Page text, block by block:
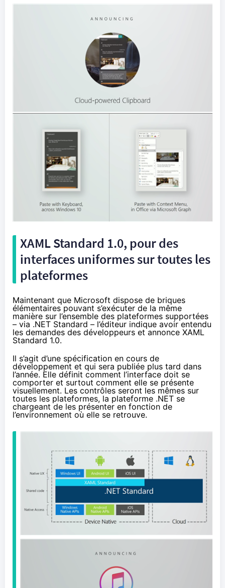
XAML Standard 1.0, pour des
interfaces uniformes sur toutes les
plateformes
Maintenant que Microsoft dispose de briques
élémentaires pouvant s’exécuter de la même
manière sur l’ensemble des plateformes supportées
– via .NET Standard – l’éditeur indique avoir entendu
les demandes des développeurs et annonce XAML
Standard 1.0.
Il s’agit d’une spécification en cours de
développement et qui sera publiée plus tard dans
l’année. Elle définit comment l’interface doit se
comporter et surtout comment elle se présente
visuellement. Les contrôles seront les mêmes sur
toutes les plateformes, la plateforme .NET se
chargeant de les présenter en fonction de
l’environnement où elle se retrouve.